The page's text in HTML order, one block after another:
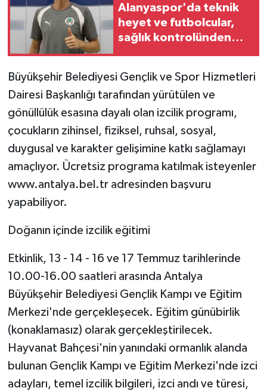
Alanyaspor'da teknik
heyet ve futbolcular,
sağlık kontrolünden
Büyükşehir Belediyesi Gençlik ve Spor Hizmetleri
Dairesi Başkanlığı tarafından yürütülen ve
gönüllülük esasına dayalı olan izcilik programı,
çocukların zihinsel, fiziksel, ruhsal, sosyal,
duygusal ve karakter gelişimine katkı sağlamayı
amaçlıyor. Ücretsiz programa katılmak isteyenler
www.antalya.bel.tr adresinden başvuru
yapabiliyor.
Doğanın içinde izcilik eğitimi
Etkinlik, 13 - 14 - 16 ve 17 Temmuz tarihlerinde
10.00-16.00 saatleri arasında Antalya
Büyükşehir Belediyesi Gençlik Kampı ve Eğitim
Merkezi'nde gerçekleşecek. Eğitim günübirlik
(konaklamasız) olarak gerçekleştirilecek.
Hayvanat Bahçesi'nin yanındaki ormanlık alanda
bulunan Gençlik Kampı ve Eğitim Merkezi'nde izci
adayları, temel izcilik bilgileri, izci andı ve türesi,